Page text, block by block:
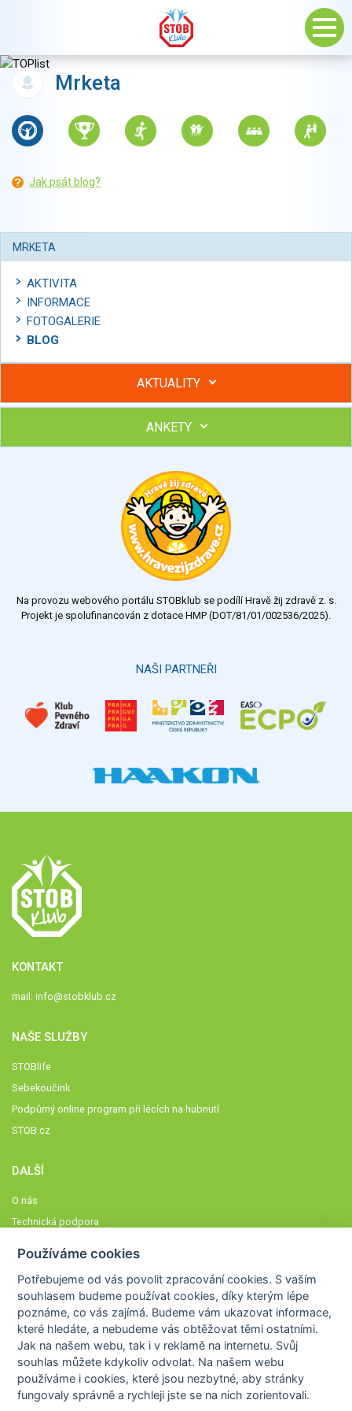
Mrketa
Jak psát blog?
MRKETA
AKTIVITA
INFORMACE
FOTOGALERIE
BLOG
AKTUALITY
Hubněte s podporou lektorky a skupiny v kurzech STOBu
Chcete poradit s hubnutím? Najděte si odborníka STOBu ve
ANKETY
Výsledky Všechny ankety
Na provozu webového portálu STOBklub se podílí Hravě žij zdravě z. s.
Projekt je spolufinancován z dotace HMP (DOT/81/01/002536/2025).
NAŠI PARTNEŘI
KONTAKT
mail: info@stobklub.cz
NAŠE SLUŽBY
STOBlife
Sebekoučink
Podpůrný online program při lécích na hubnutí
STOB.cz
DALŠÍ
O nás
Technická podpora
Členové STOBklubu
Zásady nakládání s osobními údaji
Otestujte se
Spočítejte si
Výzva 52
Používáme cookies
Potřebujeme od vás povolit zpracování cookies. S vaším
souhlasem budeme používat cookies, díky kterým lépe
poznáme,co vás zajímá. Budeme vám ukazovat informace,
které hledáte, a nebudeme vás obtěžovat těmi ostatními.
Jak na našem webu, tak i v reklamě na internetu. Svůj
souhlas můžete kdykoliv odvolat. Na našem webu
používáme i cookies, které jsou nezbytné, aby stránky
fungovaly správně a rychleji jste se na nich zorientovali.